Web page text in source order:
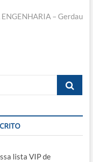
ENGENHARIA – Gerdau
Busca
lista VIP de